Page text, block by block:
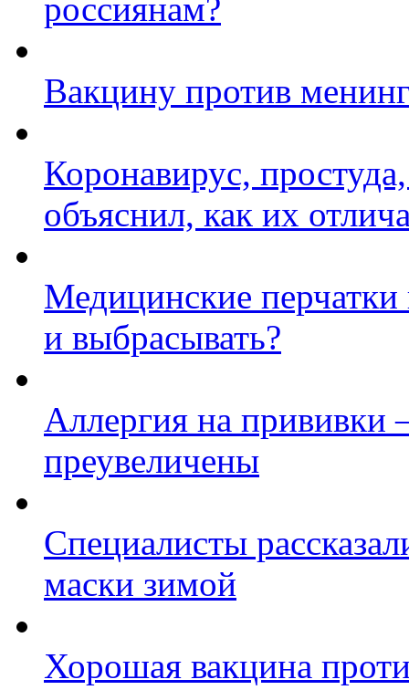
россиянам?
Вакцину против
Коронавирус,
объяснил, как их
Медицинские
и выбрасывать?
Аллергия на прививки
преувеличены
Специалисты
маски зимой
Хорошая вакцина